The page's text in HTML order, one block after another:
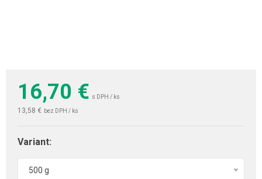
16,70 € s DPH / ks
13,58 € bez DPH / ks
Variant:
500 g